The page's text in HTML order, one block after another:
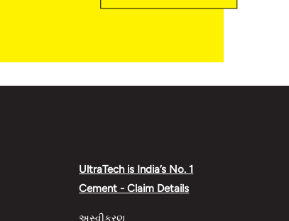
UltraTech is India’s No. 1
Cement - Claim Details
અસ્વીકરણ